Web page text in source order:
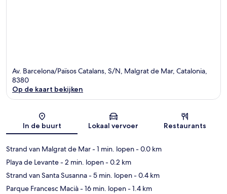
Av. Barcelona/Països Catalans, S/N, Malgrat de Mar, Catalonia,
8380
Op de kaart bekijken
In de buurt Lokaal vervoer Restaurants
Strand van Malgrat de Mar- 1 min. lopen- 0.0 km
Playa de Levante- 2 min. lopen- 0.2 km
Strand van Santa Susanna- 5 min. lopen- 0.4 km
Parque Francesc Macià- 16 min. lopen- 1.4 km